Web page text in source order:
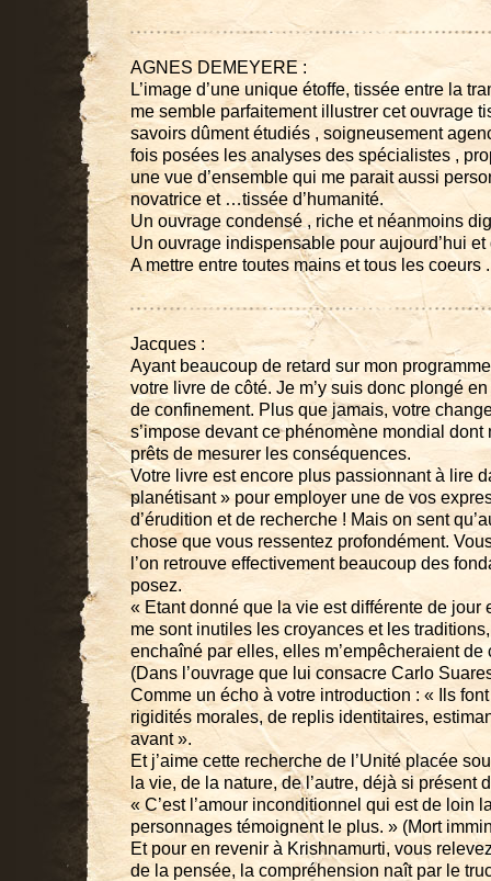
AGNES DEMEYERE :
L’image d’une unique étoffe, tissée entre la
me semble parfaitement illustrer cet ouvrage
savoirs dûment étudiés , soigneusement
fois posées les analyses des spécialistes ,
une vue d’ensemble qui me parait aussi
novatrice et …tissée d’humanité.
Un ouvrage condensé , riche et néanmoins
Un ouvrage indispensable pour aujourd’hui et
A mettre entre toutes mains et tous les coeurs .
Jacques :
Ayant beaucoup de retard sur mon
votre livre de côté. Je m’y suis donc plongé
de confinement. Plus que jamais, votre
s’impose devant ce phénomène mondial
prêts de mesurer les conséquences.
Votre livre est encore plus passionnant à lire
planétisant » pour employer une de vos
d’érudition et de recherche ! Mais on sent
chose que vous ressentez profondément.
l’on retrouve effectivement beaucoup des
posez.
« Etant donné que la vie est différente de jour
me sont inutiles les croyances et les
enchaîné par elles, elles m’empêcheraient de
(Dans l’ouvrage que lui consacre Carlo
Comme un écho à votre introduction : « Ils
rigidités morales, de replis identitaires,
avant ».
Et j’aime cette recherche de l’Unité placée
la vie, de la nature, de l’autre, déjà si présent
« C’est l’amour inconditionnel qui est de loin
personnages témoignent le plus. » (Mort
Et pour en revenir à Krishnamurti, vous
de la pensée, la compréhension naît par le